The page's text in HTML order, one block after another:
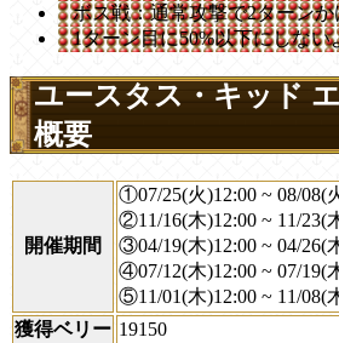
ボス戦：通常攻撃で2ターン
1ターン目に50%以下にしない
ユースタス・キッド
概要
開催期間
①07/25(火)12:00 ~ 08/08(
②11/16(木)12:00 ~ 11/23(
③04/19(木)12:00 ~ 04/26(
④07/12(木)12:00 ~ 07/19(
⑤11/01(木)12:00 ~ 11/08(
獲得ベリー 19150